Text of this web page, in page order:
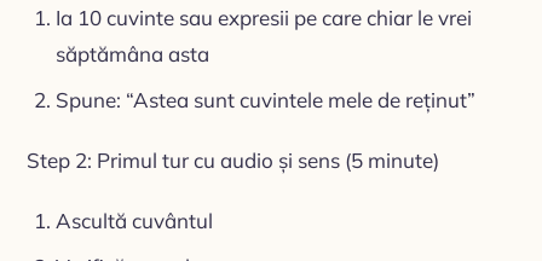
Ia 10 cuvinte sau expresii pe care chiar le vrei
săptămâna asta
Spune: “Astea sunt cuvintele mele de reținut”
Step 2: Primul tur cu audio și sens (5 minute)
Ascultă cuvântul